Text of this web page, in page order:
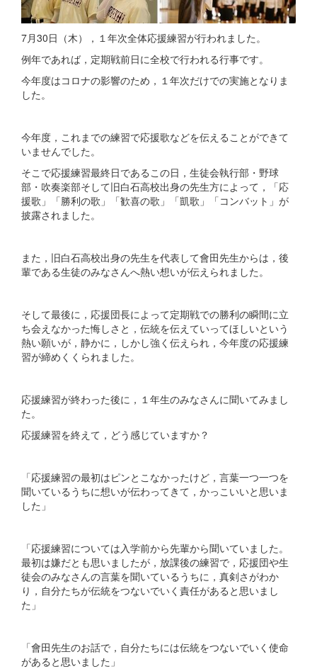
7月30日（木），１年次全体応援練習が行われました。
例年であれば，定期戦前日に全校で行われる行事です。
今年度はコロナの影響のため，１年次だけでの実施となりま
した。
今年度，これまでの練習で応援歌などを伝えることができて
いませんでした。
そこで応援練習最終日であるこの日，生徒会執行部・野球
部・吹奏楽部そして旧白石高校出身の先生方によって，「応
援歌」「勝利の歌」「歓喜の歌」「凱歌」「コンバット」が
披露されました。
また，旧白石高校出身の先生を代表して會田先生からは，後
輩である生徒のみなさんへ熱い想いが伝えられました。
そして最後に，応援団長によって定期戦での勝利の瞬間に立
ち会えなかった悔しさと，伝統を伝えていってほしいという
熱い願いが，静かに，しかし強く伝えられ，今年度の応援練
習が締めくくられました。
応援練習が終わった後に，１年生のみなさんに聞いてみまし
た。
応援練習を終えて，どう感じていますか？
「応援練習の最初はピンとこなかったけど，言葉一つ一つを
聞いているうちに想いが伝わってきて，かっこいいと思いま
した」
「応援練習については入学前から先輩から聞いていました。
最初は嫌だとも思いましたが，放課後の練習で，応援団や生
徒会のみなさんの言葉を聞いているうちに，真剣さがわか
り，自分たちが伝統をつないでいく責任があると思いまし
た」
「會田先生のお話で，自分たちには伝統をつないでいく使命
があると思いました」